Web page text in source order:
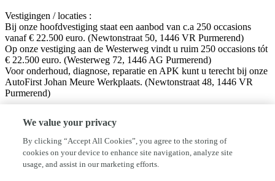
Vestigingen / locaties :
Bij onze hoofdvestiging staat een aanbod van c.a 250 occasions
vanaf € 22.500 euro. (Newtonstraat 50, 1446 VR Purmerend)
Op onze vestiging aan de Westerweg vindt u ruim 250 occasions tót
€ 22.500 euro. (Westerweg 72, 1446 AG Purmerend)
Voor onderhoud, diagnose, reparatie en APK kunt u terecht bij onze
AutoFirst Johan Meure Werkplaats. (Newtonstraat 48, 1446 VR
Purmerend)
Facebook: Autobedrijf Johan Meure
Instagram: @autobedrijfjohanmeure
Hoewel aan de informatie van deze website de grootst mogelijke
We value your privacy
By clicking “Accept All Cookies”, you agree to the storing of
cookies on your device to enhance site navigation, analyze site
usage, and assist in our marketing efforts.